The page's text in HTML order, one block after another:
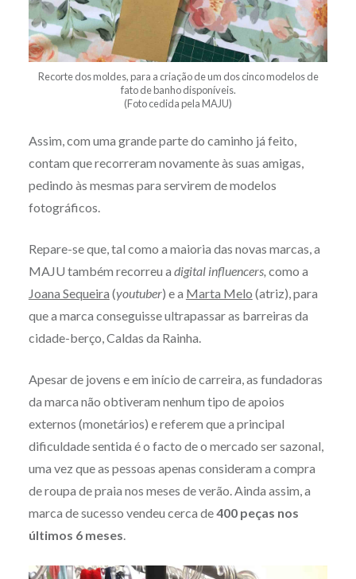
Recorte dos moldes, para a criação de um dos cinco modelos de
fato de banho disponíveis.
(Foto cedida pela MAJU)
Assim, com uma grande parte do caminho já feito,
contam que recorreram novamente às suas amigas,
pedindo às mesmas para servirem de modelos
fotográficos.
Repare-se que, tal como a maioria das novas marcas, a
MAJU também recorreu a digital influencers, como a
Joana Sequeira (youtuber) e a Marta Melo (atriz), para
que a marca conseguisse ultrapassar as barreiras da
cidade-berço, Caldas da Rainha.
Apesar de jovens e em início de carreira, as fundadoras
da marca não obtiveram nenhum tipo de apoios
externos (monetários) e referem que a principal
dificuldade sentida é o facto de o mercado ser sazonal,
uma vez que as pessoas apenas consideram a compra
de roupa de praia nos meses de verão. Ainda assim, a
marca de sucesso vendeu cerca de400 peças nos
últimos 6 meses.